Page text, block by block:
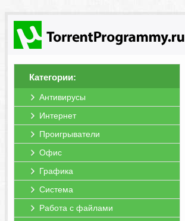
Категории:
Антивирусы
Интернет
Проигрыватели
Офис
Графика
Система
Работа с файлами